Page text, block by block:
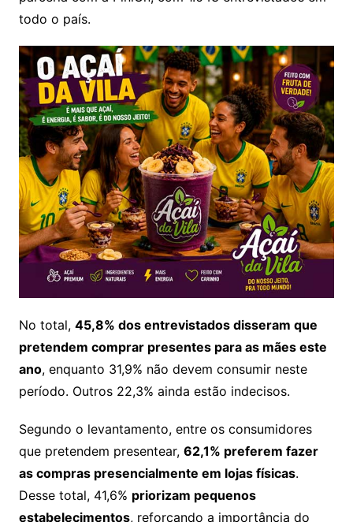
todo o país.
No total, 45,8% dos entrevistados disseram que
pretendem comprar presentes para as mães este
ano, enquanto 31,9% não devem consumir neste
período. Outros 22,3% ainda estão indecisos.
Segundo o levantamento, entre os consumidores
que pretendem presentear, 62,1% preferem fazer
as compras presencialmente em lojas físicas.
Desse total, 41,6% priorizam pequenos
estabelecimentos, reforçando a importância do